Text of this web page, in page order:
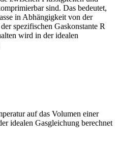
sind. Das bedeutet,
in Abhängigkeit von der
spezifischen Gaskonstante R
wird in der idealen
auf das Volumen einer
idealen Gasgleichung berechnet